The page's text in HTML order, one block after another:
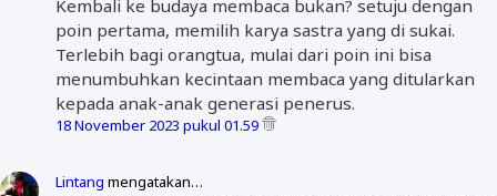
Kembali ke budaya membaca bukan? setuju dengan
poin pertama, memilih karya sastra yang di sukai.
Terlebih bagi orangtua, mulai dari poin ini bisa
menumbuhkan kecintaan membaca yang ditularkan
kepada anak-anak generasi penerus.
18 November 2023 pukul 01.59
Lintang mengatakan…